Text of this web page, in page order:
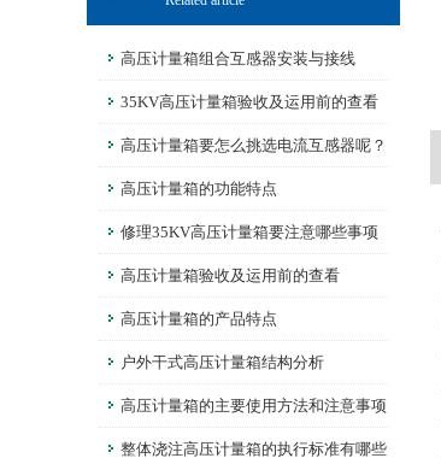
高压计量箱组合互感器安装与接线
35KV高压计量箱验收及运用前的查看
高压计量箱要怎么挑选电流互感器呢？
高压计量箱的功能特点
修理35KV高压计量箱要注意哪些事项
呢？高压计量箱验收及运用前的查看
高压计量箱的产品特点
户外干式高压计量箱结构分析
高压计量箱的主要使用方法和注意事项
整体浇注高压计量箱的执行标准有哪些